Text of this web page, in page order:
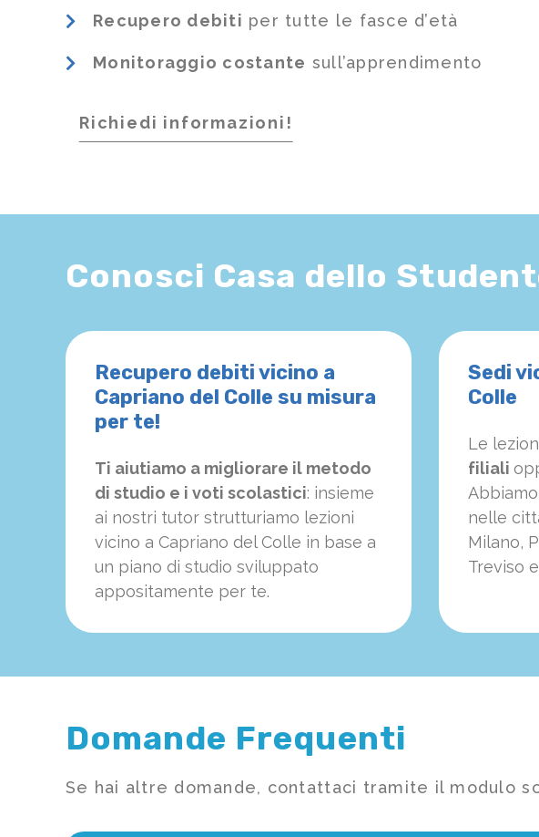
Recupero debiti per tutte le fasce d’età
Monitoraggio costante sull’apprendimento
Richiedi informazioni!
Conosci Casa dello
Recupero debiti vicino a
Capriano del Colle su misura
per te!
Ti aiutiamo a migliorare il metodo
di studio e i voti scolastici: insieme
ai nostri tutor strutturiamo lezioni
vicino a Capriano del Colle in base a
un piano di studio sviluppato
appositamente per te.
Sedi
Colle
Le
filiali
Abbiamo
nelle
Milano,
Treviso
Domande Frequenti
Se hai altre domande, contattaci tramite il modulo